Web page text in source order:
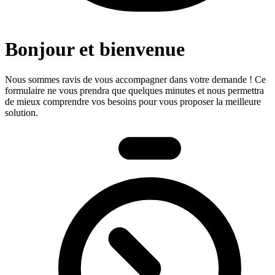
Bonjour et bienvenue
Nous sommes ravis de vous accompagner dans votre demande ! Ce
formulaire ne vous prendra que quelques minutes et nous permettra
de mieux comprendre vos besoins pour vous proposer la meilleure
solution.